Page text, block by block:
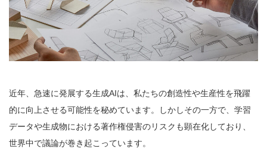
近年、急速に発展する生成AIは、私たちの創造性や生産性を飛躍
的に向上させる可能性を秘めています。しかしその一方で、学習
データや生成物における著作権侵害のリスクも顕在化しており、
世界中で議論が巻き起こっています。